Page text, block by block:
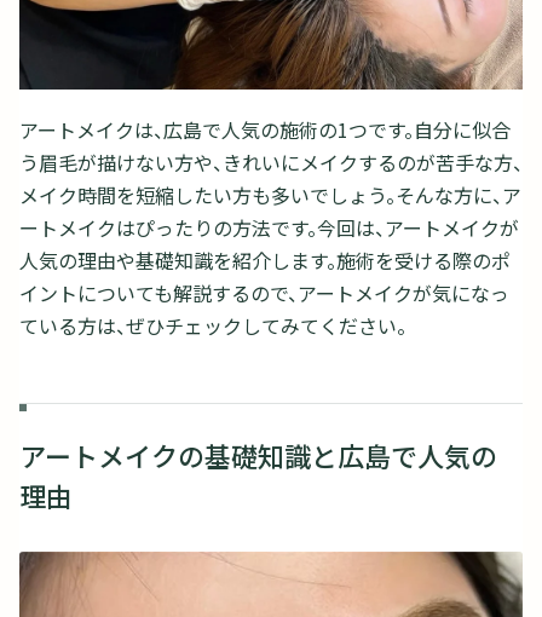
アートメイクは、広島で人気の施術の1つです。自分に似合
う眉毛が描けない方や、きれいにメイクするのが苦手な方、
メイク時間を短縮したい方も多いでしょう。そんな方に、ア
ートメイクはぴったりの方法です。今回は、アートメイクが
人気の理由や基礎知識を紹介します。施術を受ける際のポ
イントについても解説するので、アートメイクが気になっ
ている方は、ぜひチェックしてみてください。
アートメイクの基礎知識と広島で人気の
理由